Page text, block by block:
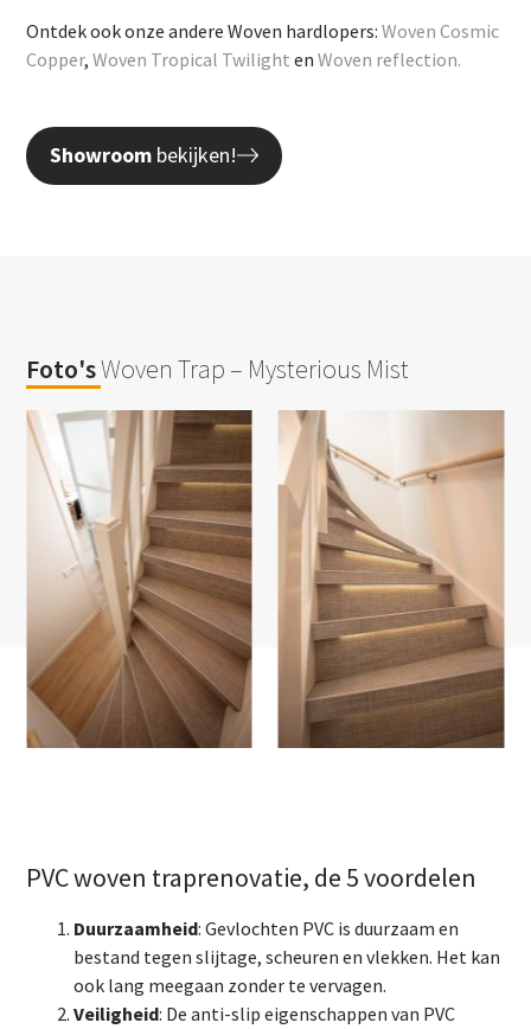
Ontdek ook onze andere Woven hardlopers:Woven Cosmic
Copper,Woven Tropical Twilight enWoven reflection.
Showroom bekijken!
Foto'sWoven Trap – Mysterious Mist
PVC woven traprenovatie, de 5 voordelen
Duurzaamheid: Gevlochten PVC is duurzaam en
bestand tegen slijtage, scheuren en vlekken. Het kan
ook lang meegaan zonder te vervagen.
Veiligheid: De anti-slip eigenschappen van PVC